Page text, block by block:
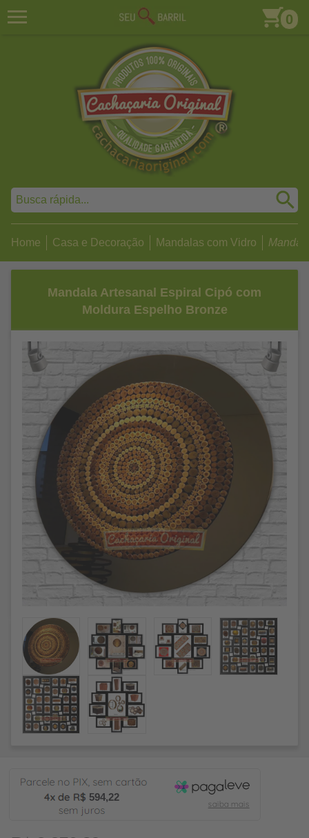
0
Home Casa e Decoração Mandalas com Vidro
Mandala Artesanal Espiral Cipó com
Moldura Espelho Bronze
594,22